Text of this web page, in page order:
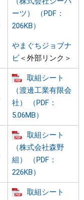
ーツ） （PDF：
206KB）
やまぐちジョブナ
ビ＜外部リンク＞
取組シート
（渡邊工業有限会
社） （PDF：
5.06MB）
取組シート
（株式会社森野
組） （PDF：
226KB）
取組シート